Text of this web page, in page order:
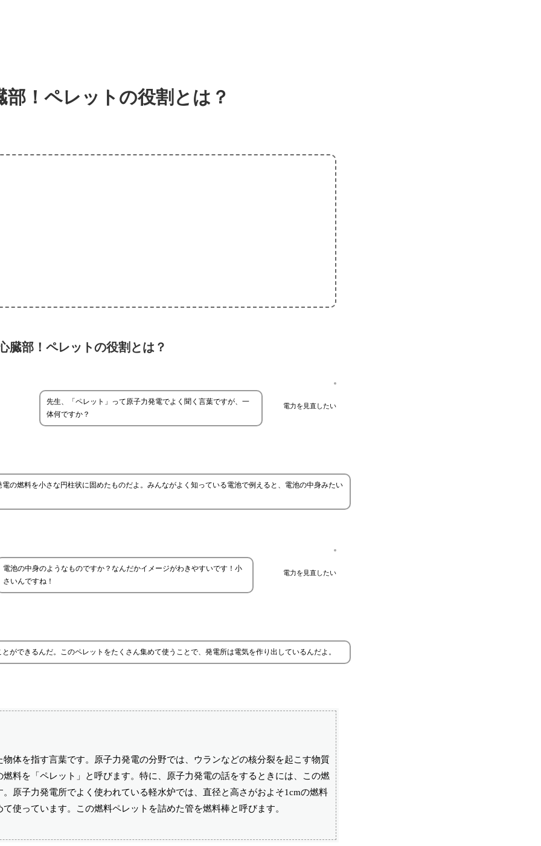
部！ペレットの役割とは？
臓部！ペレットの役割とは？
電力を見直したい
先生、「ペレット」って原子力発電でよく聞く言葉ですが、一
体何ですか？
の燃料を小さな円柱状に固めたものだよ。みんながよく知っている電池で例えると、電池の中身みたい
電力を見直したい
電池の中身のようなものですか？なんだかイメージがわきやすいです！小
さいんですね！
ができるんだ。このペレットをたくさん集めて使うことで、発電所は電気を作り出しているんだよ。
体を指す言葉です。原子力発電の分野では、ウランなどの核分裂を起こす物質
料を「ペレット」と呼びます。特に、原子力発電の話をするときには、この燃
原子力発電所でよく使われている軽水炉では、直径と高さがおよそ1cmの燃料
使っています。この燃料ペレットを詰めた管を燃料棒と呼びます。